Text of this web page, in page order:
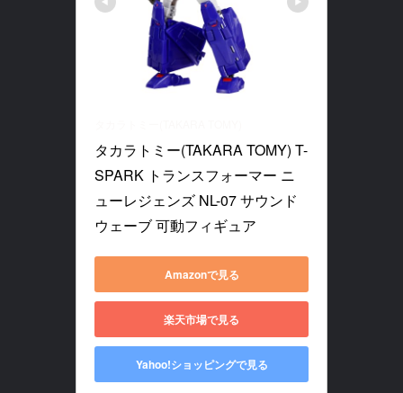
タカラトミー(TAKARA TOMY) T-
SPARK トランスフォーマー ニ
ューレジェンズ NL-07 サウンド
ウェーブ 可動フィギュア
Amazonで見る
楽天市場で見る
Yahoo!ショッピングで見る